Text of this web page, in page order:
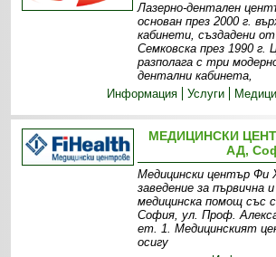
Лазерно-дентален
основан през 2000 г.
кабинети, създадени
Семковска през 1990
разполага с три
дентални кабинета,
Информация
Услуги
МЕДИЦИНСКИ
АД,
Медицински център Фи
заведение за първична
медицинска помощ със
София, ул. Проф.
ет. 1. Медицинският
осигу